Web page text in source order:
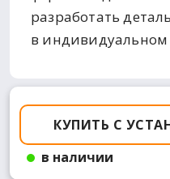
разработать
в индивидуальном
КУПИТЬ С
в наличии